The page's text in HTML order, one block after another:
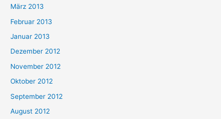
März 2013
Februar 2013
Januar 2013
Dezember 2012
November 2012
Oktober 2012
September 2012
August 2012